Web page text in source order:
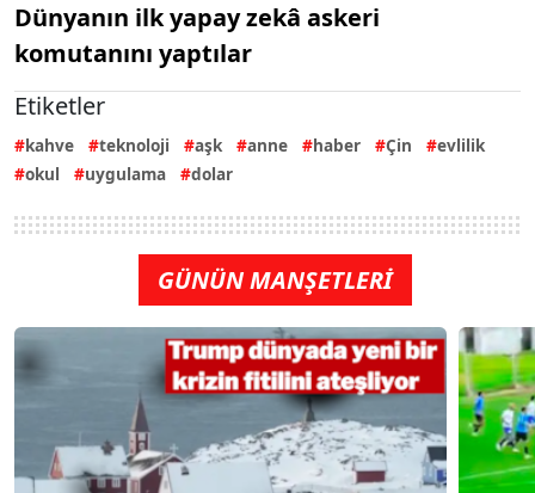
Dünyanın ilk yapay zekâ askeri
komutanını yaptılar
Etiketler
kahve teknoloji aşk anne haber Çin
evlilik
okul
uygulama dolar
GÜNÜN MANŞETLERİ